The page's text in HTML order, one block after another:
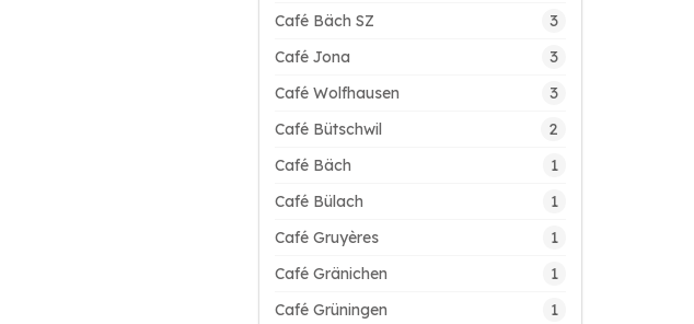
Café Bäch SZ 3
Café Jona 3
Café Wolfhausen 3
Café Bütschwil 2
Café Bäch 1
Café Bülach 1
Café Gruyères 1
Café Gränichen 1
Café Grüningen 1